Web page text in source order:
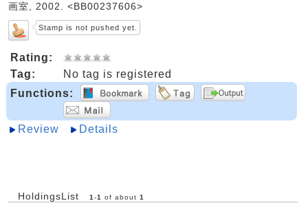
画室, 2002. <BB00237606>
Stamp is not pushed yet.
Rating:
Tag:
No tag is registered
Functions:
Review Details
HoldingsList 1-1 of about 1